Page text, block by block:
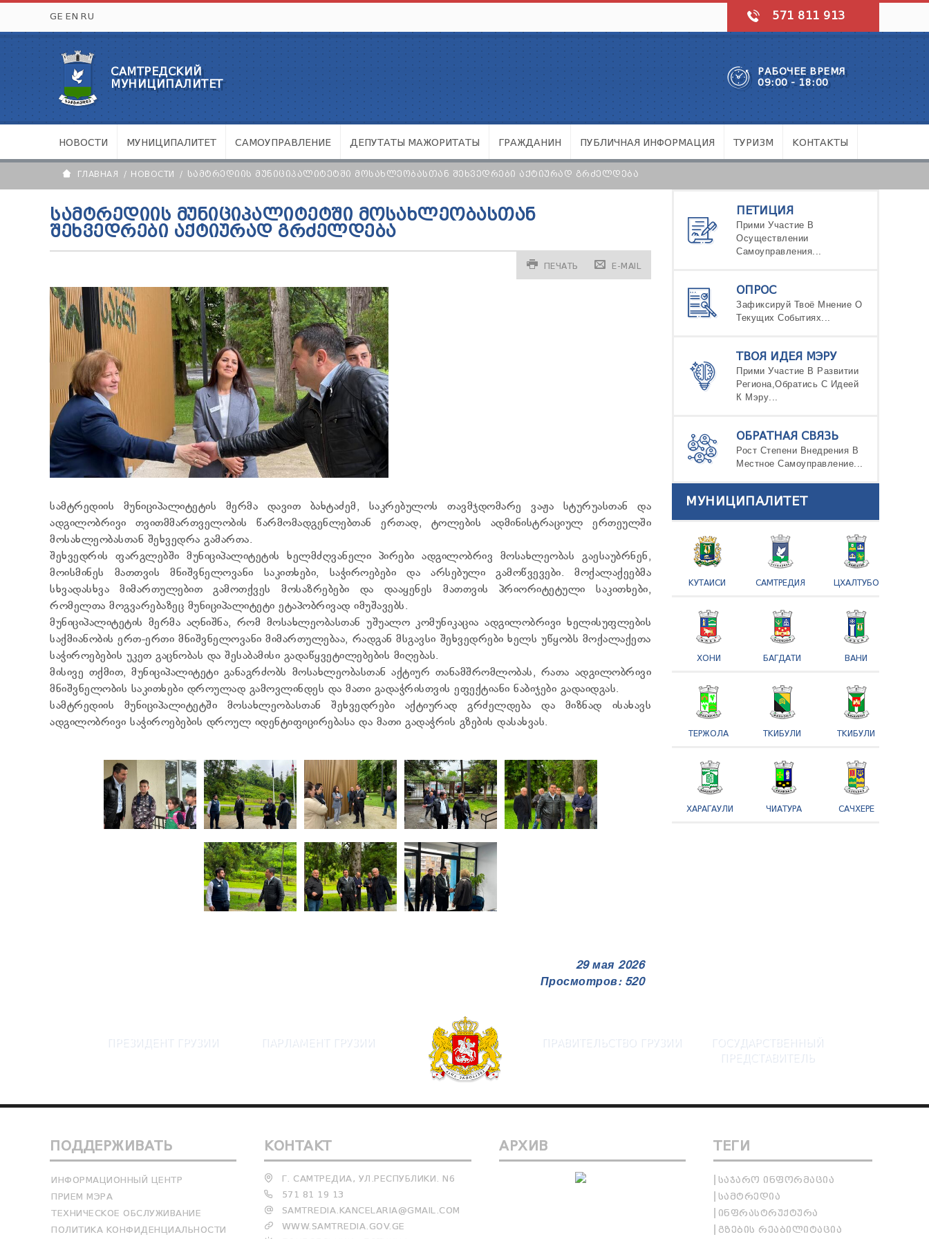
GE EN RU 571 811 913
САМТРЕДСКИЙ
МУНИЦИПАЛИТЕТ
РАБОЧЕЕ ВРЕМЯ
09:00 - 18:00
НОВОСТИ МУНИЦИПАЛИТЕТ САМОУПРАВЛЕНИЕ ДЕПУТАТЫ МАЖОРИТАТЫ ГРАЖДАНИН ПУБЛИЧНАЯ ИНФОРМАЦИЯ ТУРИЗМ КОНТАКТЫ
ГЛАВНАЯ НОВОСТИ ᲡᲐᲛᲢᲠᲔᲓᲘᲘᲡ ᲛᲣᲜᲘᲪᲘᲞᲐᲚᲘᲢᲔᲢᲨᲘ ᲛᲝᲡᲐᲮᲚᲔᲝᲑᲐᲡᲗᲐᲜ ᲨᲔᲮᲕᲔᲓᲠᲔᲑᲘ ᲐᲥᲢᲘᲣᲠᲐᲓ ᲒᲠᲫᲔᲚᲓᲔᲑᲐ
ᲡᲐᲛᲢᲠᲔᲓᲘᲘᲡ ᲛᲣᲜᲘᲪᲘᲞᲐᲚᲘᲢᲔᲢᲨᲘ ᲛᲝᲡᲐᲮᲚᲔᲝᲑᲐᲡᲗᲐᲜ
ᲨᲔᲮᲕᲔᲓᲠᲔᲑᲘ ᲐᲥᲢᲘᲣᲠᲐᲓ ᲒᲠᲫᲔᲚᲓᲔᲑᲐ
ПЕЧАТЬ E-MAIL
სამტრედიის მუნიციპალიტეტის მერმა დავით ბახტაძემ, საკრებულოს თავმჯდომარე ვაჟა სტურუასთან და
ადგილობრივი თვითმმართველობის წარმომადგენლებთან ერთად, ტოლების ადმინისტრაციულ ერთეულში
მოსახლეობასთან შეხვედრა გამართა.
შეხვედრის ფარგლებში მუნიციპალიტეტის ხელმძღვანელი პირები ადგილობრივ მოსახლეობას გაესაუბრნენ,
მოისმინეს მათთვის მნიშვნელოვანი საკითხები, საჭიროებები და არსებული გამოწვევები. მოქალაქეებმა
სხვადასხვა მიმართულებით გამოთქვეს მოსაზრებები და დააყენეს მათთვის პრიორიტეტული საკითხები,
რომელთა მოგვარებაზეც მუნიციპალიტეტი ეტაპობრივად იმუშავებს.
მუნიციპალიტეტის მერმა აღნიშნა, რომ მოსახლეობასთან უშუალო კომუნიკაცია ადგილობრივი ხელისუფლების
საქმიანობის ერთ-ერთი მნიშვნელოვანი მიმართულებაა, რადგან მსგავსი შეხვედრები ხელს უწყობს მოქალაქეთა
საჭიროებების უკეთ გაცნობას და შესაბამისი გადაწყვეტილებების მიღებას.
მისივე თქმით, მუნიციპალიტეტი განაგრძობს მოსახლეობასთან აქტიურ თანამშრომლობას, რათა ადგილობრივი
მნიშვნელობის საკითხები დროულად გამოვლინდეს და მათი გადაჭრისთვის ეფექტიანი ნაბიჯები გადაიდგას.
სამტრედიის მუნიციპალიტეტში მოსახლეობასთან შეხვედრები აქტიურად გრძელდება და მიზნად ისახავს
ადგილობრივი საჭიროებების დროულ იდენტიფიცირებასა და მათი გადაჭრის გზების დასახვას.
29 мая 2026
Просмотров: 520
ПЕТИЦИЯ
Прими Участие В
Осуществлении
Самоуправления...
ОПРОС
Зафиксируй Твоё Мнение О
Текущих Событиях...
ТВОЯ ИДЕЯ МЭРУ
Прими Участие В Развитии
Региона,Обратись С Идеей
К Мэру...
ОБРАТНАЯ СВЯЗЬ
Рост Степени Внедрения В
Местное Самоуправление...
МУНИЦИПАЛИТЕТ
КУТАИСИ САМТРЕДИЯ ЦХАЛТУБО
ХОНИ БАГДАТИ ВАНИ
ТЕРЖОЛА ТКИБУЛИ ТКИБУЛИ
ХАРАГАУЛИ ЧИАТУРА САЧХЕРЕ
ПРЕЗИДЕНТ ГРУЗИИ ПАРЛАМЕНТ ГРУЗИИ ПРАВИТЕЛЬСТВО ГРУЗИИ
ГОСУДАРСТВЕННЫЙ
ПРЕДСТАВИТЕЛЬ
ПОДДЕРЖИВАТЬ
ИНФОРМАЦИОННЫЙ ЦЕНТР
ПРИЕМ МЭРА
ТЕХНИЧЕСКОЕ ОБСЛУЖИВАНИЕ
ПОЛИТИКА КОНФИДЕНЦИАЛЬНОСТИ
КОНТАКТ
Г. САМТРЕДИА, УЛ.РЕСПУБЛИКИ. N6
571 81 19 13
SAMTREDIA.KANCELARIA@GMAIL.COM
WWW.SAMTREDIA.GOV.GE
АРХИВ ТЕГИ
ᲡᲐᲯᲐᲠᲝ ᲘᲜᲤᲝᲠᲛᲐᲪᲘᲐ
ᲡᲐᲛᲢᲠᲔᲓᲘᲐ
ᲘᲜᲤᲠᲐᲡᲢᲠᲣᲥᲢᲣᲠᲐ
ᲒᲖᲔᲑᲘᲡ ᲠᲔᲐᲑᲘᲚᲘᲢᲐᲪᲘᲐ